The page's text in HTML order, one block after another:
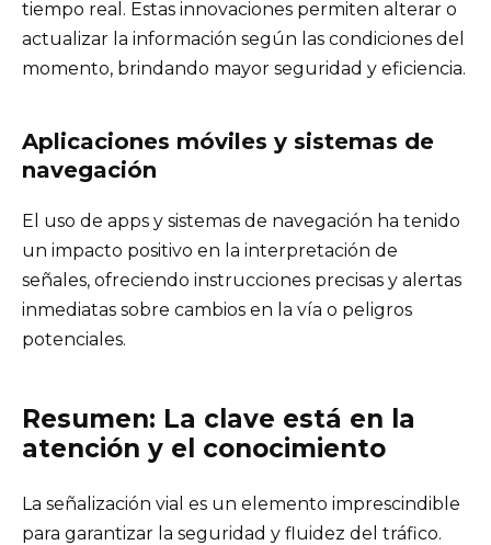
tiempo real. Estas innovaciones permiten alterar o
actualizar la información según las condiciones del
momento, brindando mayor seguridad y eficiencia.
Aplicaciones móviles y sistemas de
navegación
El uso de apps y sistemas de navegación ha tenido
un impacto positivo en la interpretación de
señales, ofreciendo instrucciones precisas y alertas
inmediatas sobre cambios en la vía o peligros
potenciales.
Resumen: La clave está en la
atención y el conocimiento
La señalización vial es un elemento imprescindible
para garantizar la seguridad y fluidez del tráfico.